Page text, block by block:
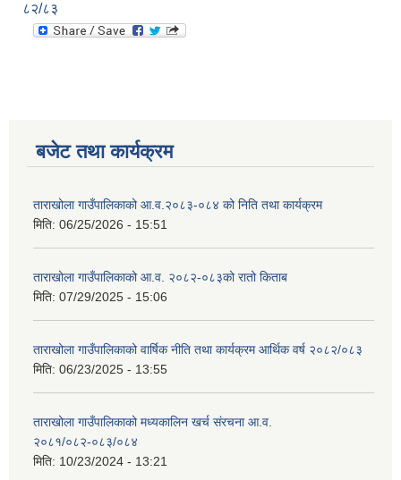
८२/८३
बजेट तथा कार्यक्रम
ताराखोला गाउँपालिकाको आ.व.२०८३-०८४ को निति तथा कार्यक्रम
मिति: 06/25/2026 - 15:51
ताराखोला गाउँपालिकाको आ.व. २०८२-०८३को रातो किताब
मिति: 07/29/2025 - 15:06
ताराखोला गाउँपालिकाको वार्षिक नीति तथा कार्यक्रम आर्थिक वर्ष २०८२/०८३
मिति: 06/23/2025 - 13:55
ताराखोला गाउँपालिकाको मध्यकालिन खर्च संरचना आ.व.
२०८१/०८२-०८३/०८४
मिति: 10/23/2024 - 13:21